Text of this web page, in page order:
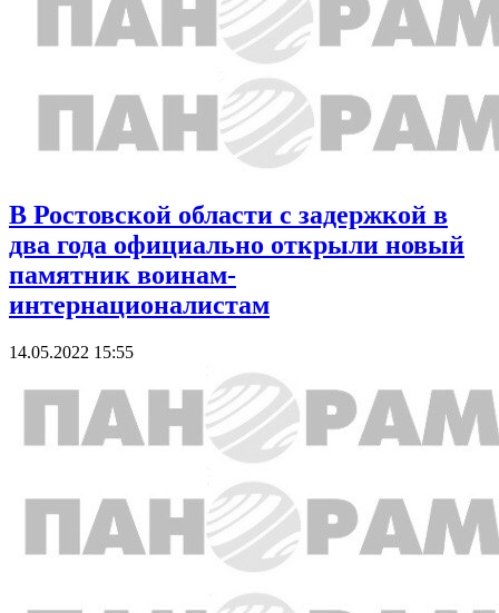
В Ростовской области с задержкой в
два года официально открыли новый
памятник воинам-
интернационалистам
14.05.2022 15:55